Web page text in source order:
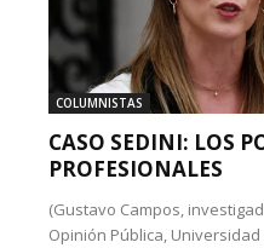
COLUMNISTAS
CASO SEDINI: LOS
PROFESIONALES
(Gustavo Campos,
Opinión Pública,